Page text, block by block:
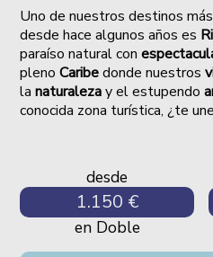
Uno de nuestros destinos
desde hace algunos años es
paraíso natural con
plenoCaribedonde nuestros
lanaturalezay el estupendo
conocida zona turística, ¿te
desde
1.150 €
en Doble